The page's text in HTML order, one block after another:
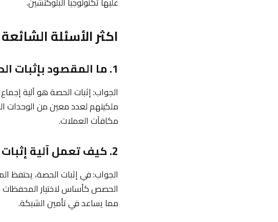
اكثر الأسئلة
1. ما المقصود بإثبات الحصة (Proof of Stake) في عالم العملات الرقمية؟
الجواب: إثبات الحصة هو آلية
ملكيتهم لعدد معين من الوحدات
مكافآت العملات.
2. كيف تعمل آلية إثبات الحصة في تأمين الشبكة؟
الجواب: في إثبات الحصة،
الحصص كأساس لاختيار المحفظات
مما يساعد في تأمين الشبكة.